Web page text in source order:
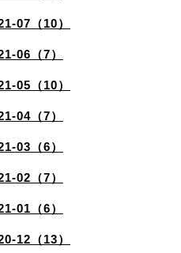
07（10）
06（7）
05（10）
04（7）
03（6）
02（7）
01（6）
12（13）